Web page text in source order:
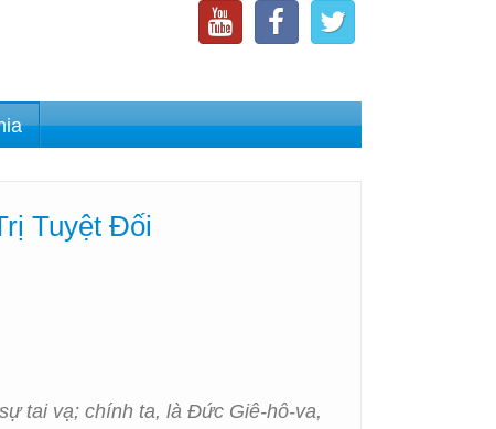
Tuyệt Đối
tai vạ; chính ta, là Đức Giê-hô-va,